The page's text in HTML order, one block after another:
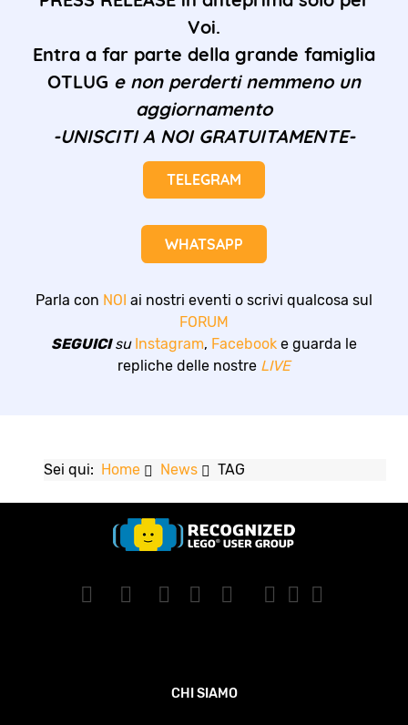
Voi.
Entra a far parte della grande famiglia
OTLUG e non perderti nemmeno un
aggiornamento
-UNISCITI A NOI GRATUITAMENTE-
TELEGRAM
WHATSAPP
Parla con NOI ai nostri eventi o scrivi qualcosa sul
FORUM
SEGUICIsu Instagram, Facebook e guarda le
repliche delle nostre LIVE
Sei qui: Home News TAG
CHI SIAMO